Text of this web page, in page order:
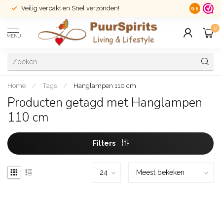
Veilig verpakt en Snel verzonden! 14 dagen
9.5
MENU
0
Home / Tags / Hanglampen 110 cm
Producten getagd met Hanglampen
110 cm
Filters